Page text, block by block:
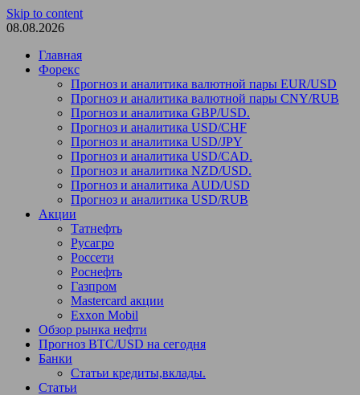
Skip to content
08.08.2026
Главная
Форекс
Прогноз и аналитика валютной пары EUR/USD
Прогноз и аналитика валютной пары CNY/RUB
Прогноз и аналитика GBP/USD.
Прогноз и аналитика USD/CHF
Прогноз и аналитика USD/JPY
Прогноз и аналитика USD/CAD.
Прогноз и аналитика NZD/USD.
Прогноз и аналитика AUD/USD
Прогноз и аналитика USD/RUB
Акции
Татнефть
Русагро
Россети
Роснефть
Газпром
Mastercard акции
Exxon Mobil
Обзор рынка нефти
Прогноз BTC/USD на сегодня
Банки
Статьи кредиты,вклады.
Статьи